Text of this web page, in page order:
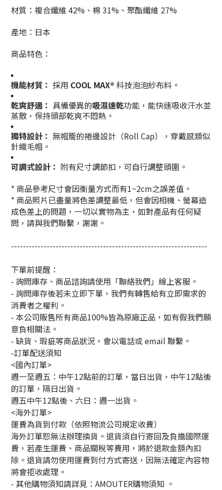
材質：複合纖維 42%、棉 31%、聚酯纖維 27%
產地：日本
商品特色：
機能材質： 採用 COOL MAX® 科技泡泡紗布料。
乾爽舒適： 具備優異的吸濕速乾功能，能快速吸收汗水並
蒸散，保持頭部乾爽不悶熱。
獨特設計： 無帽簷的捲邊設計（Roll Cap），穿戴感類似
針織毛帽。
可調式設計： 附有尺寸調節扣，可自行調整頭圍。
* 商品參考尺寸會因衡量方式而有1~2cm之誤差值。
* 商品照片已盡量將色差調整最低，但會因相機、螢幕造
成色差上的問題，一切以實物為主，如對產品有任何疑
問，請與我們聯繫，謝謝。
------------------------------------------------------------------
下單前提醒：
- 詢問庫存、商品諮詢請使用「聯絡我們」線上客服。
- 詢問庫存後若未立即下單，我們有轉售給有立即需求的
消費者之權利。
- 本公司販售所有商品100%皆為原廠正品，如有假我們願
意負相關法。
- 缺貨、瑕疵等商品狀況，會以電話或 email 聯繫。
-訂單配送須知
<國內訂單>
週一至週五：中午12點前的訂單，當日出貨，中午12點後
的訂單，隔日出貨。
週五中午12點後、六日：週一出貨。
<海外訂單>
運費為貨到付款（依照物流公司規定收費）
海外訂單恕無法辦理換貨。退貨須自行寄回及負擔國際運
費，若產生運費、商品關稅等費用，將於退款金額內扣
除。退貨請勿使用運費到付方式寄送，因無法確定內容物
將會拒收處理。
- 其他購物須知請詳見： AMOUTER購物須知 。